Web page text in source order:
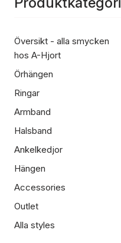
Översikt - alla smycken
hos A-Hjort
Örhängen
Ringar
Armband
Halsband
Ankelkedjor
Hängen
Accessories
Outlet
Alla styles